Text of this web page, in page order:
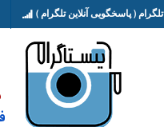
تلگرام ( پاسخگویی آنلاین تلگرام )